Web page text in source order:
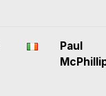
Paul